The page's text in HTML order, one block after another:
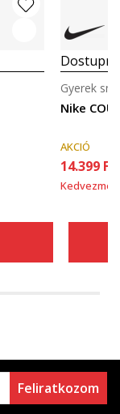
Nike
Gyerek
AKCIÓ
14.399 Ft
Feliratkozom